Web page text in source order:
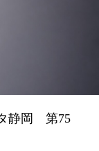
静岡 第75